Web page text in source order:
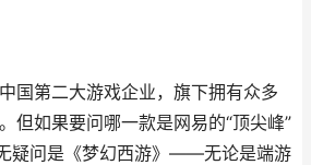
国第二大游戏企业，旗下拥有众多
但如果要问哪一款是网易的“顶尖峰”
疑问是《梦幻西游》——无论是端游